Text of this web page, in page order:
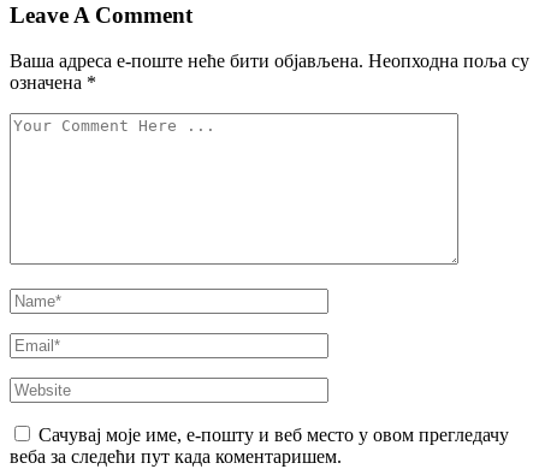
Leave A Comment
Ваша адреса е-поште неће бити објављена. Неопходна поља су
означена *
Сачувај моје име, е-пошту и веб место у овом прегледачу
веба за следећи пут када коментаришем.